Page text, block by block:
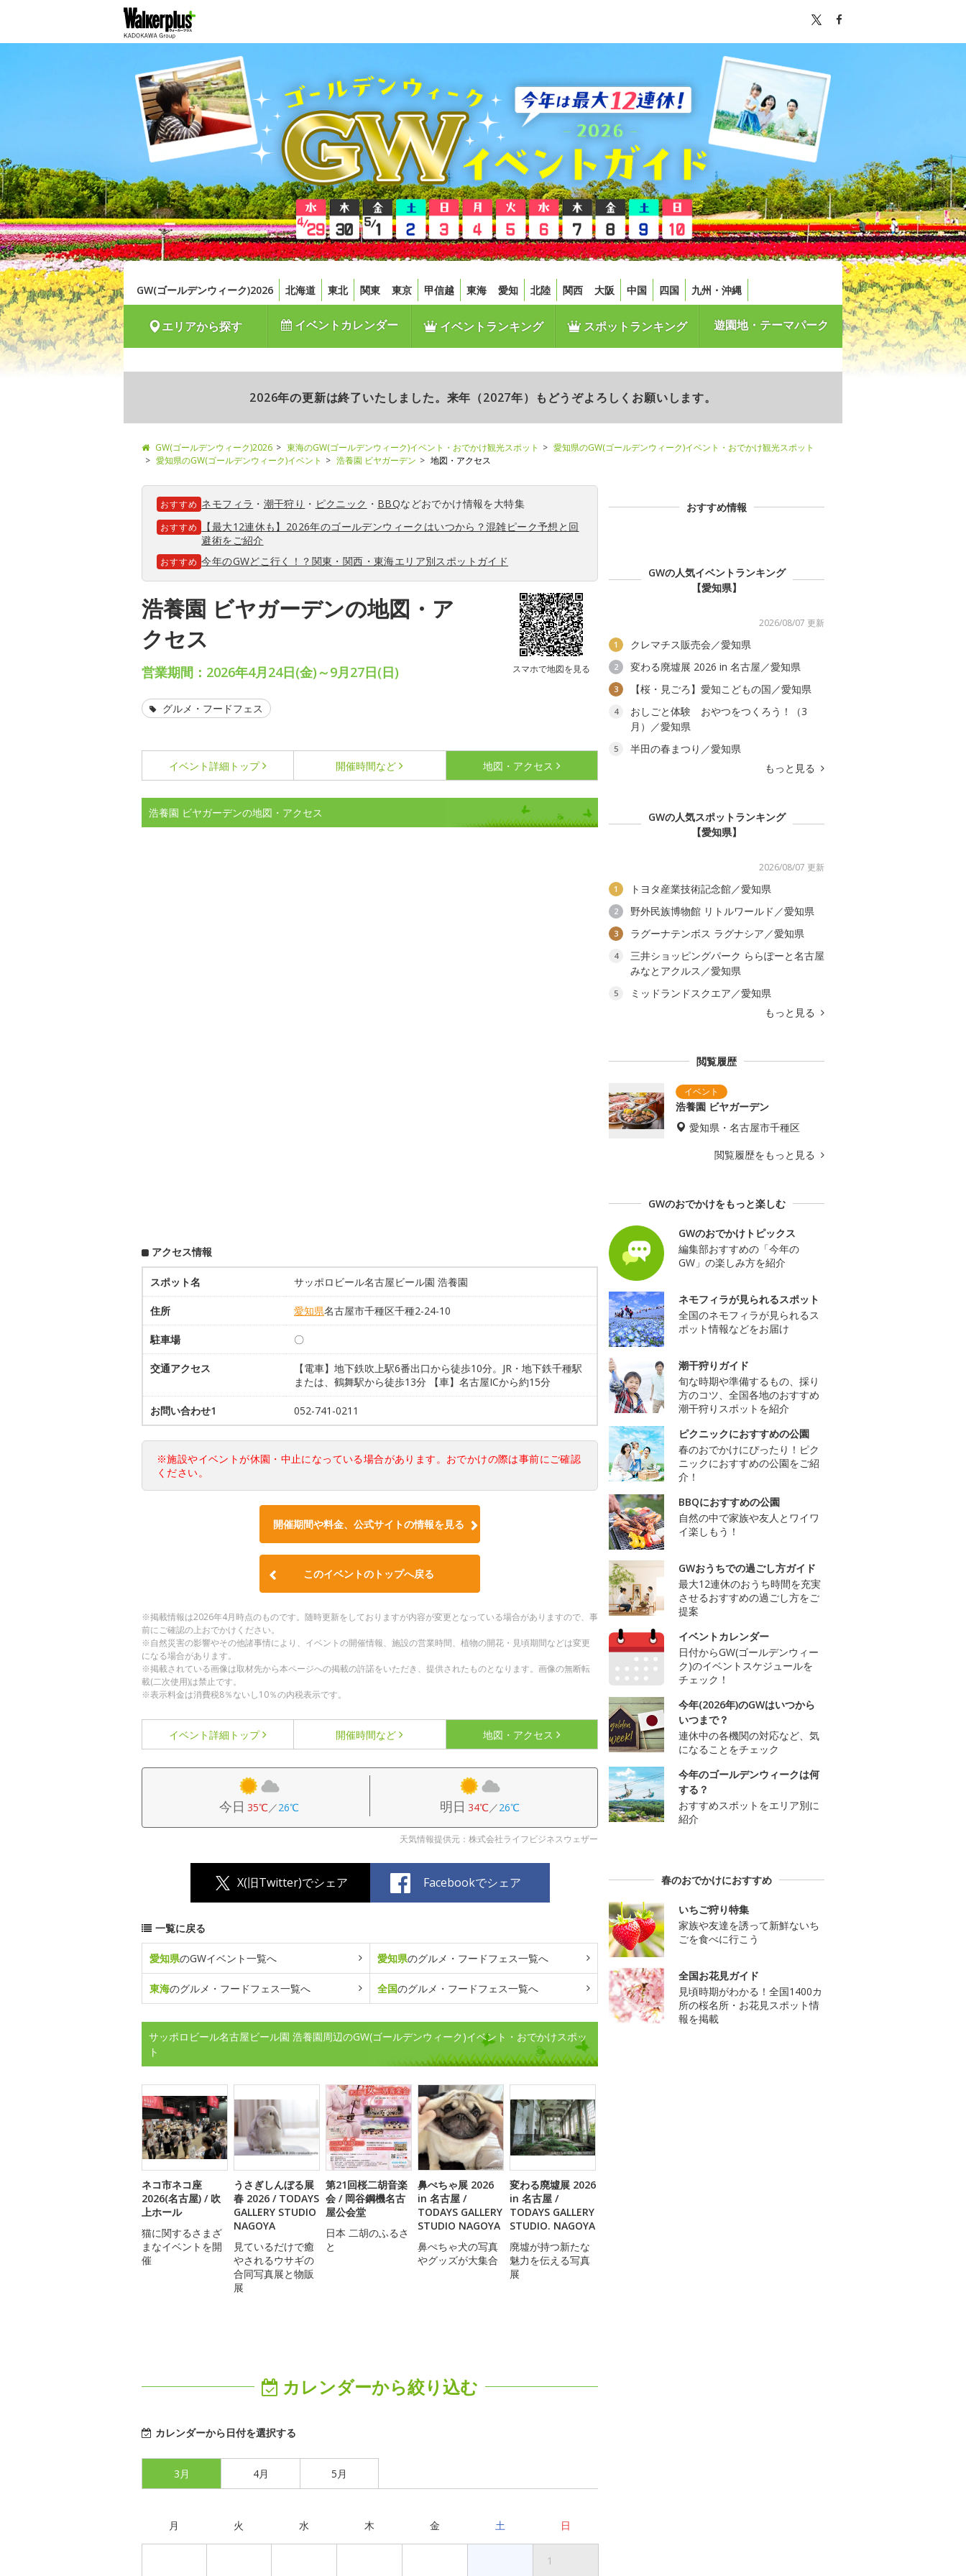
GW(ゴールデンウィーク)2026 北海道 東北 関東 東京 甲信越 東海 愛知 北陸 関西 大阪 中国 四国 九州・沖縄
エリアから探す イベントカレンダー イベントランキング スポットランキング 遊園地・テーマパーク
2026年の更新は終了いたしました。来年（2027年）もどうぞよろしくお願いします。
GW(ゴールデンウィーク)2026 東海のGW(ゴールデンウィーク)イベント・おでかけ観光スポット
愛知県のGW(ゴールデンウィーク)イベント・おでかけ観光スポット
愛知県のGW(ゴールデンウィーク)イベント
浩養園 ビヤガーデン 地図・アクセス
おすすめ ネモフィラ ・ 潮干狩り ・ ピクニック ・ BBQなどおでかけ情報を大特集
おすすめ
【最大12連休も】2026年のゴールデンウィークはいつから？混雑ピーク予想と回
避術をご紹介
おすすめ 今年のGWどこ行く！？関東・関西・東海エリア別スポットガイド
浩養園 ビヤガーデンの地図・ア
クセス
スマホで地図を見る
営業期間：2026年4月24日(金)～9月27日(日)
グルメ・フードフェス
イベント詳細 トップ 開催時間など 地図・アクセス
浩養園 ビヤガーデンの地図・アクセス
アクセス情報
スポット名 サッポロビール名古屋ビール園 浩養園
住所 愛知県名古屋市千種区千種2-24-10
駐車場 〇
交通アクセス
【電車】地下鉄吹上駅6番出口から徒歩10分。JR・地下鉄千種駅
または、鶴舞駅から徒歩13分 【車】名古屋ICから約15分
お問い合わせ1 052-741-0211
※施設やイベントが休園・中止になっている場合があります。おでかけの際は事前にご確認
ください。
開催期間や料金、公式サイトの情報を見る
このイベントのトップへ戻る
※掲載情報は2026年4月時点のものです。随時更新をしておりますが内容が変更となっている場合がありますので、事
前にご確認の上おでかけください。
※自然災害の影響やその他諸事情により、イベントの開催情報、施設の営業時間、植物の開花・見頃期間などは変更
になる場合があります。
※掲載されている画像は取材先から本ページへの掲載の許諾をいただき、提供されたものとなります。画像の無断転
載(二次使用)は禁止です。
※表示料金は消費税8％ないし10％の内税表示です。
イベント詳細 トップ 開催時間など 地図・アクセス
今日 35℃／26℃ 明日 34℃／26℃
天気情報提供元：株式会社ライフビジネスウェザー
X(旧Twitter)でシェア Facebookでシェア
一覧に戻る
愛知県のGWイベント一覧へ 愛知県のグルメ・フードフェス一覧へ
東海のグルメ・フードフェス一覧へ 全国のグルメ・フードフェス一覧へ
サッポロビール名古屋ビール園 浩養園周辺のGW(ゴールデンウィーク)イベント・おでかけスポッ
ト
ネコ市ネコ座
2026(名古屋) / 吹
上ホール
猫に関するさまざ
まなイベントを開
催
うさぎしんぼる展
春 2026 / TODAYS
GALLERY STUDIO
NAGOYA
見ているだけで癒
やされるウサギの
合同写真展と物販
展
第21回桜二胡音楽
会 / 岡谷鋼機名古
屋公会堂
日本 二胡のふるさ
と
鼻ぺちゃ展 2026
in 名古屋 /
TODAYS GALLERY
STUDIO NAGOYA
鼻ぺちゃ犬の写真
やグッズが大集合
変わる廃墟展 2026
in 名古屋 /
TODAYS GALLERY
STUDIO. NAGOYA
廃墟が持つ新たな
魅力を伝える写真
展
カレンダーから絞り込む
カレンダーから日付を選択する
3月 4月 5月
月 火 水 木 金 土 日
1
おすすめ情報
GWの人気イベントランキング
【愛知県】
2026/08/07 更新
1 クレマチス販売会／愛知県
2 変わる廃墟展 2026 in 名古屋／愛知県
3 【桜・見ごろ】愛知こどもの国／愛知県
4
おしごと体験 おやつをつくろう！（3
月）／愛知県
5
半田の春まつり／愛知県
もっと見る
GWの人気スポットランキング
【愛知県】
2026/08/07 更新
1 トヨタ産業技術記念館／愛知県
2 野外民族博物館 リトルワールド／愛知県
3 ラグーナテンボス ラグナシア／愛知県
4
三井ショッピングパーク ららぽーと名古屋
みなとアクルス／愛知県
5
ミッドランドスクエア／愛知県
もっと見る
閲覧履歴
浩養園 ビヤガーデン
愛知県・名古屋市千種区
閲覧履歴をもっと見る
GWのおでかけをもっと楽しむ
GWのおでかけトピックス
編集部おすすめの「今年の
GW」の楽しみ方を紹介
ネモフィラが見られるスポット
全国のネモフィラが見られるス
ポット情報などをお届け
潮干狩りガイド
旬な時期や準備するもの、採り
方のコツ、全国各地のおすすめ
潮干狩りスポットを紹介
ピクニックにおすすめの公園
春のおでかけにぴったり！ピク
ニックにおすすめの公園をご紹
介！
BBQにおすすめの公園
自然の中で家族や友人とワイワ
イ楽しもう！
GWおうちでの過ごし方ガイド
最大12連休のおうち時間を充実
させるおすすめの過ごし方をご
提案
イベントカレンダー
日付からGW(ゴールデンウィー
ク)のイベントスケジュールを
チェック！
今年(2026年)のGWはいつから
いつまで？
連休中の各機関の対応など、気
になることをチェック
今年のゴールデンウィークは何
する？
おすすめスポットをエリア別に
紹介
春のおでかけにおすすめ
いちご狩り特集
家族や友達を誘って新鮮ないち
ごを食べに行こう
全国お花見ガイド
見頃時期がわかる！全国1400カ
所の桜名所・お花見スポット情
報を掲載